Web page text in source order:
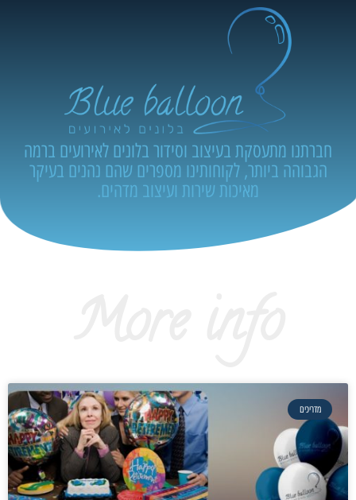
חברתנו מתעסקת בעיצוב וסידור בלונים לאירועים ברמה
הגבוהה ביותר, לקוחותינו מספרים שהם נהנים בעיקר
מאיכות שירות ועיצוב מדהים.
מדריכים